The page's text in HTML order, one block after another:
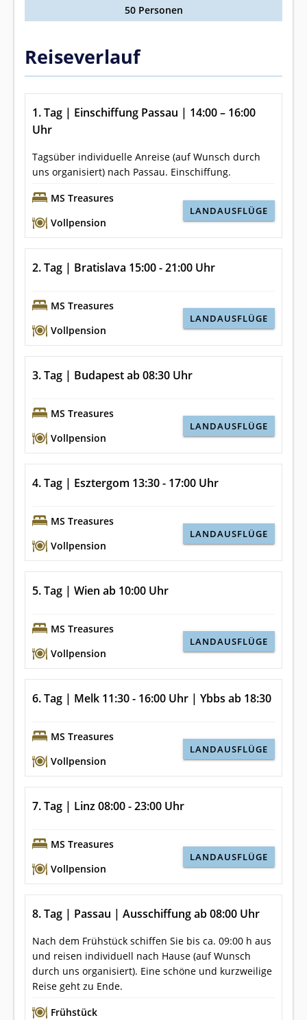
50 Personen
Reiseverlauf
1. Tag | Einschiffung Passau | 14:00 – 16:00
Uhr
Tagsüber individuelle Anreise (auf Wunsch durch
uns organisiert) nach Passau. Einschiffung.
MS Treasures
Vollpension
LANDAUSFLÜGE
2. Tag | Bratislava 15:00 - 21:00 Uhr
MS Treasures
Vollpension
LANDAUSFLÜGE
3. Tag | Budapest ab 08:30 Uhr
MS Treasures
Vollpension
LANDAUSFLÜGE
4. Tag | Esztergom 13:30 - 17:00 Uhr
MS Treasures
Vollpension
LANDAUSFLÜGE
5. Tag | Wien ab 10:00 Uhr
MS Treasures
Vollpension
LANDAUSFLÜGE
6. Tag | Melk 11:30 - 16:00 Uhr | Ybbs ab 18:30
MS Treasures
Vollpension
LANDAUSFLÜGE
7. Tag | Linz 08:00 - 23:00 Uhr
MS Treasures
Vollpension
LANDAUSFLÜGE
8. Tag | Passau | Ausschiffung ab 08:00 Uhr
Nach dem Frühstück schiffen Sie bis ca. 09:00 h aus
und reisen individuell nach Hause (auf Wunsch
durch uns organisiert). Eine schöne und kurzweilige
Reise geht zu Ende.
Frühstück